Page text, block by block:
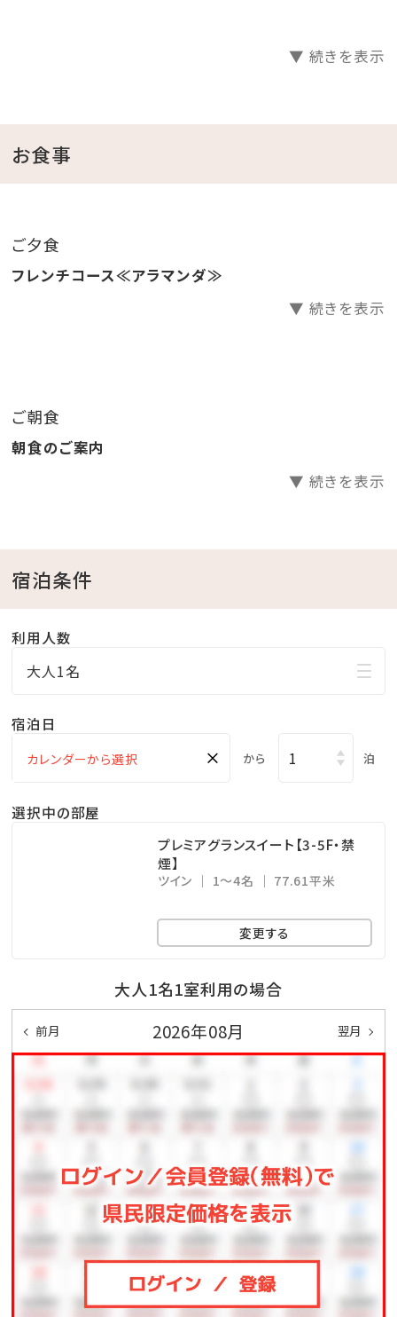
・ミネラルウォーターお1人様1本プレゼント
・チェックイン時ウェルカムドリンクサービス
・フィットネスジムご利用無料 ⇒ 5：00～22：00（最終受
付 21：30）
・インドアプールご利用無料 ⇒ 8：00～22：00
になる場合がございます。
・エステサロン「CREER DU SPA」 ⇒ 10：00～
【注意事項】
※全室禁煙ルームでございます。
※レストラン「天」のディナーをご希望の場合は、前日ま
での予約をお願い致します。
りご予約下さい。
※駐車場は有料です（1泊あたり1，000円、上限3，000
▼ 続きを表示
お食事
ご夕食
フレンチコース≪アラマンダ≫
▼ 続きを表示
ご朝食
朝食のご案内
▼ 続きを表示
宿泊条件
利用人数
大人1名
宿泊日
× から 泊
選択中の部屋
プレミアグランスイート【3-5F・禁
煙】
ツイン 1～4名 77.61平米
変更する
大人1名1室利用の場合
前月 2026年08月 翌月